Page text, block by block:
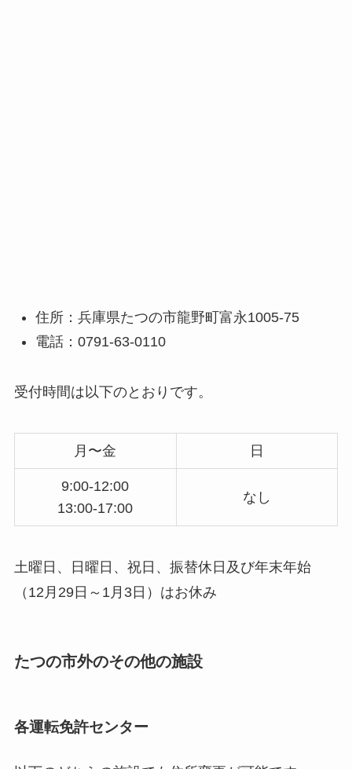
住所：兵庫県たつの市龍野町富永1005-75
電話：0791-63-0110
受付時間は以下のとおりです。
月〜金 日
9:00-12:00
13:00-17:00
なし
土曜日、日曜日、祝日、振替休日及び年末年始
（12月29日～1月3日）はお休み
たつの市外のその他の施設
各運転免許センター